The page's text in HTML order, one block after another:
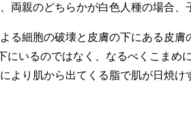
両親のどちらかが白色人種の場合
細胞の破壊と皮膚の下にある皮
いるのではなく、なるべくこま
より肌から出てくる脂で肌が日焼